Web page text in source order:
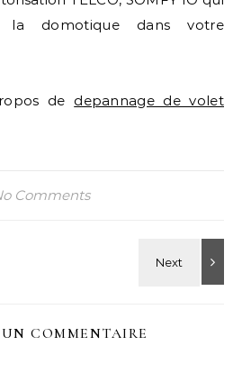
la domotique dans votre
de depannage de volet
Comments
COMMENTAIRE